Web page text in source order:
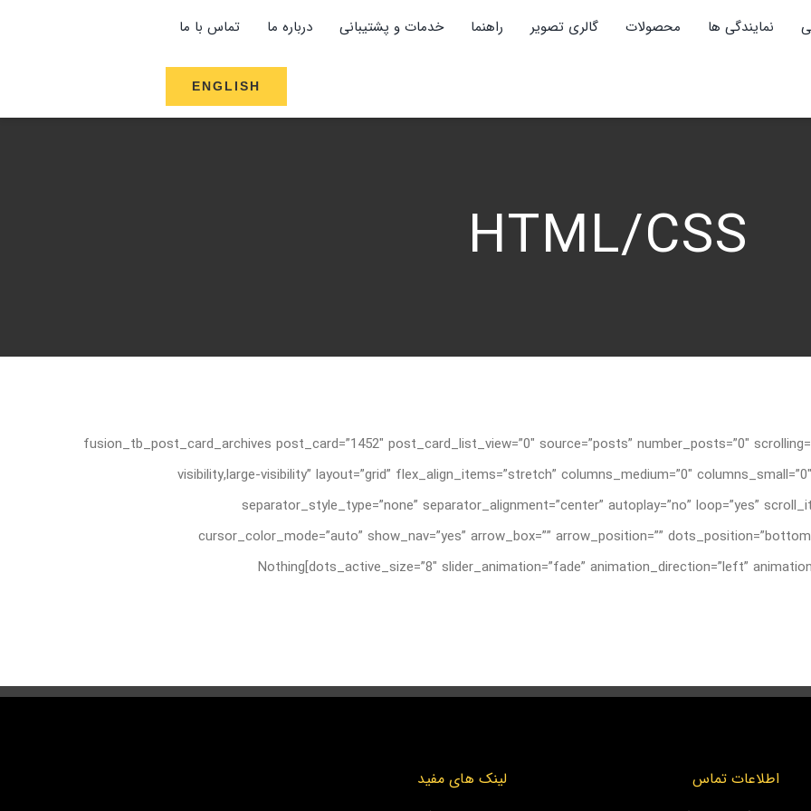
نمایندگی ها محصولات گالری تصویر راهنما خدمات و پشتیبانی درباره ما تماس با ما
ENGLISH
HTML/CSS
[fusion_tb_post_card_archives post_card=”1452″ post_card_list_view=”0″ source=”posts” number_posts=”0″
visibility,large-visibility” layout=”grid” flex_align_items=”stretch” columns_medium=”0″
separator_style_type=”none” separator_alignment=”center” autoplay=”no” loop=”yes”
cursor_color_mode=”auto” show_nav=”yes” arrow_box=”” arrow_position=””
dots_active_size=”8″ slider_animation=”fade” animation_direction=”left” animation_color=”” animation_speed=”0.3″ animation_delay=”0″]Nothing
اطلاعات تماس لینک های مفید